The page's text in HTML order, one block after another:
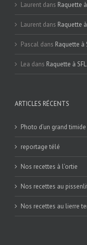
Laurent dans Raquette
Laurent dans Raquette
Pascal dans Raquette à
Lea dans Raquette à
ARTICLES RÉCENTS
Photo d’un grand timide
reportage télé
Nos recettes à l’ortie
Nos recettes au
Nos recettes au lierre